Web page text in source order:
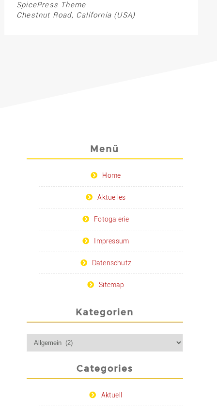
SpicePress Theme
Chestnut Road, California (USA)
Menü
Home
Aktuelles
Fotogalerie
Impressum
Datenschutz
Sitemap
Kategorien
Categories
Aktuell